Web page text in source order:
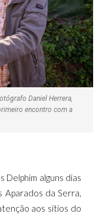
Daniel Herrera,
encontro com a
Delphim alguns dias
Aparados da Serra,
aos sítios do